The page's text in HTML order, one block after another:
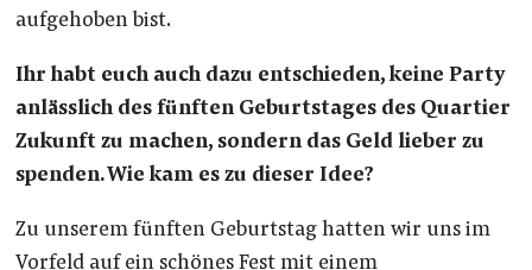
aufgehoben bist.
Ihr habt euch auch dazu entschieden, keine Party
anlässlich des fünften Geburtstages des Quartier
Zukunft zu machen, sondern das Geld lieber zu
spenden. Wie kam es zu dieser Idee?
Zu unserem fünften Geburtstag hatten wir uns im
Vorfeld auf ein schönes Fest mit einem